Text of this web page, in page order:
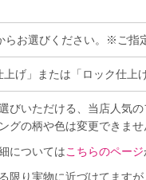
らお選びください。※ご指
上げ」または「ロック仕
びいただける、当店人気の
グの柄や色は変更できませ
についてはこちらのページ
限り実物に近づけてます